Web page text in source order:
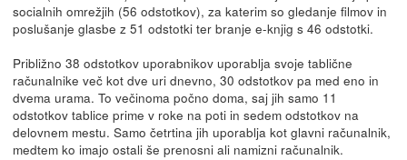
socialnih omrežjih (56 odstotkov), za katerim so gledanje filmov in
poslušanje glasbe z 51 odstotki ter branje e-knjig s 46 odstotki.
Približno 38 odstotkov uporabnikov uporablja svoje tablične
računalnike več kot dve uri dnevno, 30 odstotkov pa med eno in
dvema urama. To večinoma počno doma, saj jih samo 11
odstotkov tablice prime v roke na poti in sedem odstotkov na
delovnem mestu. Samo četrtina jih uporablja kot glavni računalnik,
medtem ko imajo ostali še prenosni ali namizni računalnik.